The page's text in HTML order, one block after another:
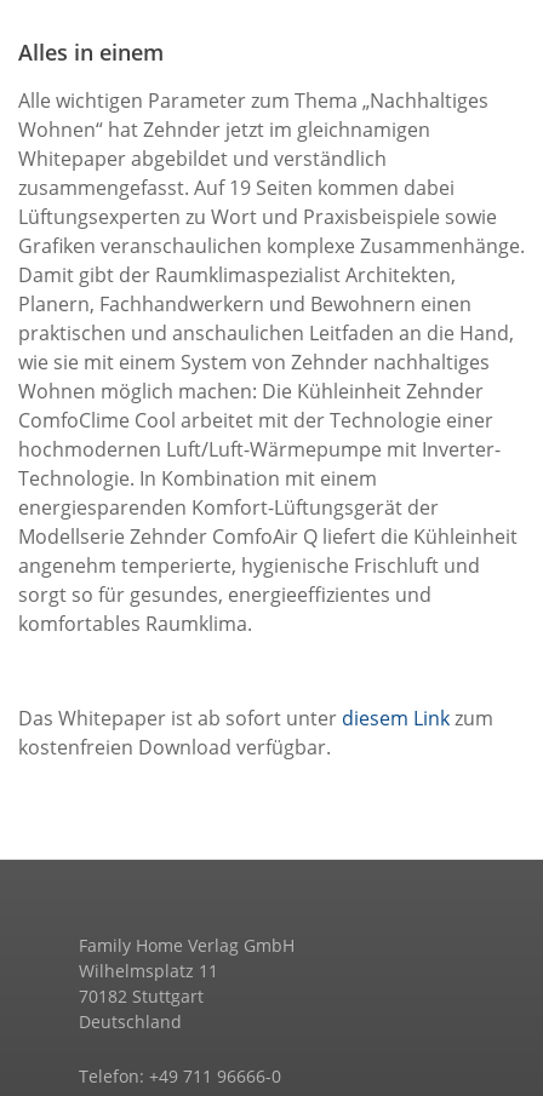
Alles in einem
Alle wichtigen Parameter zum Thema „Nachhaltiges
Wohnen“ hat Zehnder jetzt im gleichnamigen
Whitepaper abgebildet und verständlich
zusammengefasst. Auf 19 Seiten kommen dabei
Lüftungsexperten zu Wort und Praxisbeispiele sowie
Grafiken veranschaulichen komplexe Zusammenhänge.
Damit gibt der Raumklimaspezialist Architekten,
Planern, Fachhandwerkern und Bewohnern einen
praktischen und anschaulichen Leitfaden an die Hand,
wie sie mit einem System von Zehnder nachhaltiges
Wohnen möglich machen: Die Kühleinheit Zehnder
ComfoClime Cool arbeitet mit der Technologie einer
hochmodernen Luft/Luft-Wärmepumpe mit Inverter-
Technologie. In Kombination mit einem
energiesparenden Komfort-Lüftungsgerät der
Modellserie Zehnder ComfoAir Q liefert die Kühleinheit
angenehm temperierte, hygienische Frischluft und
sorgt so für gesundes, energieeffizientes und
komfortables Raumklima.
Das Whitepaper ist ab sofort unter diesem Linkzum
kostenfreien Download verfügbar.
Family Home Verlag GmbH
Wilhelmsplatz 11
70182 Stuttgart
Deutschland
Telefon: +49 711 96666-0